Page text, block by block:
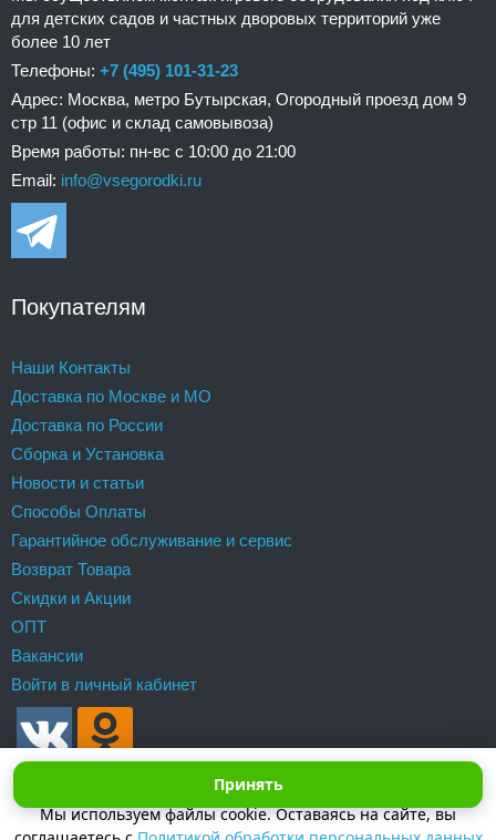
для детских садов и частных дворовых территорий уже
более 10 лет
Телефоны: +7 (495) 101-31-23
Адрес: Москва, метро Бутырская, Огородный проезд дом 9
стр 11 (офис и склад самовывоза)
Время работы: пн-вс с 10:00 до 21:00
Email: info@vsegorodki.ru
Покупателям
Наши Контакты
Доставка по Москве и МО
Доставка по России
Сборка и Установка
Новости и статьи
Способы Оплаты
Гарантийное обслуживание и сервис
Возврат Товара
Скидки и Акции
ОПТ
Вакансии
Войти в личный кабинет
Мы используем файлы cookie. Оставаясь на сайте, вы
Принять